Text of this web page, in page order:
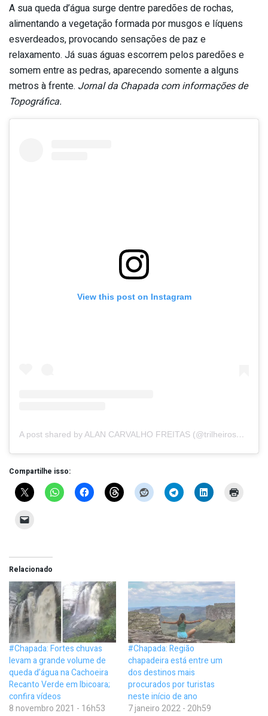
A sua queda d’água surge dentre paredões de rochas,
alimentando a vegetação formada por musgos e líquens
esverdeados, provocando sensações de paz e
relaxamento. Já suas águas escorrem pelos paredões e
somem entre as pedras, aparecendo somente a alguns
metros à frente. Jornal da Chapada com informações de
Topográfica.
View this post on Instagram
A post shared by ALAN CARVALHO FREITAS (@trilheiros_chapada_diamantina)
Compartilhe isso:
Relacionado
#Chapada: Fortes chuvas
levam a grande volume de
queda d’água na Cachoeira
Recanto Verde em Ibicoara;
confira vídeos
8 novembro 2021 - 16h53
#Chapada: Região
chapadeira está entre um
dos destinos mais
procurados por turistas
neste início de ano
7 janeiro 2022 - 20h59